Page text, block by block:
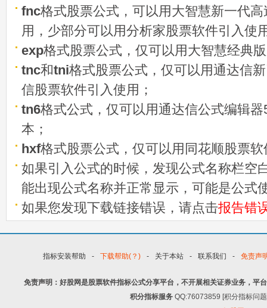
fnc格式股票公式，可以用大智慧新一代
用，少部分可以用分析家股票软件引入使
exp格式股票公式，仅可以用大智慧经典
tnc和tni格式股票公式，仅可以用通达信
信股票软件引入使用；
tn6格式公式，仅可以用通达信公式编辑
本；
hxf格式股票公式，仅可以用同花顺股票
如果引入公式的时候，发现公式名称栏空
能出现公式名称并正常显示，可能是公式
如果您发现下载链接错误，请点击报告错
指标安装帮助 - 下载帮助(？) - 关于本站 - 联系我们 - 免责声
免责声明：好股网是股票软件指标公式分享平台，不开展相关证券业务，平
积分指标服务 QQ:76073859 [积分指标问